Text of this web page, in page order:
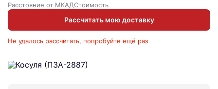
Расстояние от МКАДСтоимость
Рассчитать мою доставку
Не удалось рассчитать, попробуйте ещё раз